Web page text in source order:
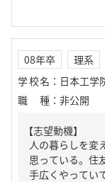
08年卒 理系
学校名 ： 日本工学
職種 ： 非公開
【志望動機】
人の暮らしを変
思っている。住
手広くやってい